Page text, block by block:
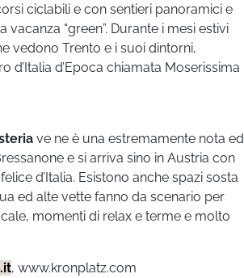
ciclabili e con sentieri panoramici e
“green”. Durante i mesi estivi
vedono Trento e i suoi dintorni,
d’Italia d’Epoca chiamata Moserissima
ve ne è una estremamente nota ed
e si arriva sino in Austria con
d’Italia. Esistono anche spazi sosta
ed alte vette fanno da scenario per
momenti di relax e terme e molto
, www.kronplatz.com